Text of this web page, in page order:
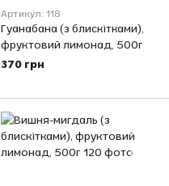
Артикул: 118
Гуанабана (з блискітками),
фруктовий лимонад, 500г
370 грн